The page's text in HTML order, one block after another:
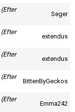
(Efter
Seger
(Efter
extendus
(Efter
extendus
(Efter
BittenByGeckos
(Efter
Emma242